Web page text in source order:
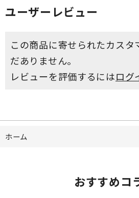
ユーザーレビュー
この商品に寄せられたカスタ
だありません。
レビューを評価するにはログ
ホーム
おすすめコ